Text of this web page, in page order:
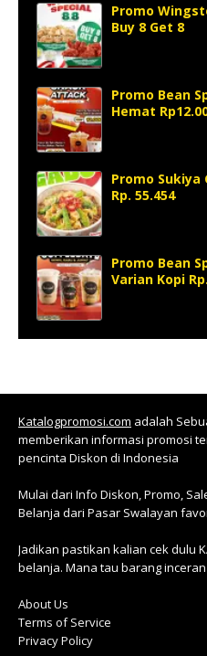
Promo
Buy 8 Get 8
Promo Bean
Hemat
Promo Sukiya
Rp. 55.454
Promo Bean
Varian Kopi
Katalogpromosi.com adalah
memberikan informasi promosi
pencinta Diskon di Indonesia
Mulai dari Info Diskon, Promo,
Belanja dari Pasar Swalayan
Jadikan pastikan kalian cek dulu
belanja. Mana tau barang
About Us
Terms of Service
Privacy Policy